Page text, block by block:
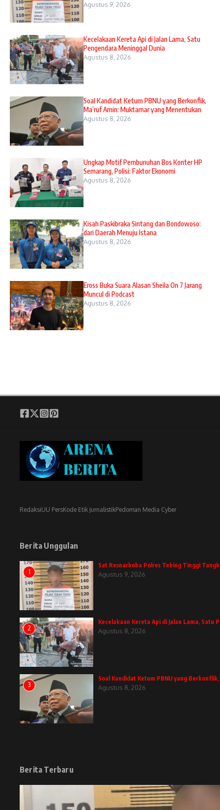
Agustus 9, 2026
Kecelakaan Kereta Api di Jalan Lama, Satu
Pengendara Meninggal Dunia
Agustus 8, 2026
Soal Kandidat Ketum PBNU yang Berkonflik,
Ma’ruf Amin: Muktamar yang Menentukan
Agustus 8, 2026
Ungkap Motif Pembunuhan Bos Konter HP
Semarang, Polisi: Faktor Ekonomi
Agustus 8, 2026
Kisah Paskibraka Sintang dan Bondowoso:
dari Daerah Menuju Istana
Agustus 8, 2026
Eross Buka Suara Alasan Sheila On 7 Jarang
Muncul di Podcast
Agustus 8, 2026
RedaksiUU PersKode Etik JurnalistikPedoman Media Cyber
Berita Unggulan
1
Sat Resnarkoba Polres Tebing Tinggi
Agustus 9, 2026
2
Kecelakaan Kereta Api di Jalan Lama, Satu
Agustus 8, 2026
3
Soal Kandidat Ketum PBNU yang
Agustus 8, 2026
Berita Terbaru